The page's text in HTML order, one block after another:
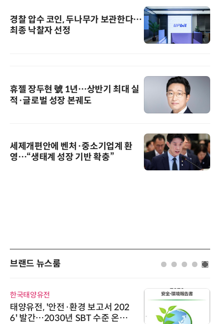
경찰 압수 코인, 두나무가 보관한다…
최종 낙찰자 선정
휴젤 장두현 號 1년…상반기 최대 실
적·글로벌 성장 본궤도
세제개편안에 벤처·중소기업계 환
영…“생태계 성장 기반 확충”
브랜드 뉴스룸
로옴세미컨덕터코리아
로옴, 발진 출력 4배 높인 2세대 테
라헤르츠파 발진 디바이스 개발